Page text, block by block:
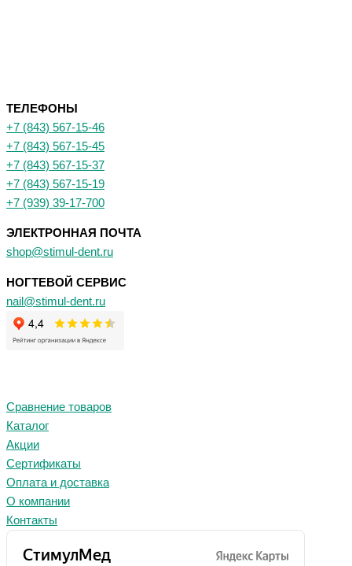
ТЕЛЕФОНЫ
+7 (843) 567-15-46
+7 (843) 567-15-45
+7 (843) 567-15-37
+7 (843) 567-15-19
+7 (939) 39-17-700
ЭЛЕКТРОННАЯ ПОЧТА
shop@stimul-dent.ru
НОГТЕВОЙ СЕРВИС
nail@stimul-dent.ru
Сравнение товаров
Каталог
Акции
Сертификаты
Оплата и доставка
О компании
Контакты